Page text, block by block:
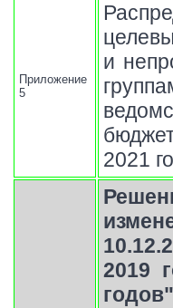
Приложение
5
и
2021
2019
годов"